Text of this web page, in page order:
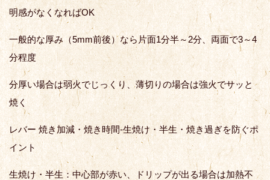
明感がなくなればOK
一般的な厚み（5mm前後）なら片面1分半～2分、両面で3～4
分程度
分厚い場合は弱火でじっくり、薄切りの場合は強火でサッと
焼く
レバー 焼き加減・焼き時間-生焼け・半生・焼き過ぎを防ぐポ
イント
生焼け・半生：中心部が赤い、ドリップが出る場合は加熱不